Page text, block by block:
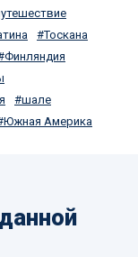
Тоскана
Финляндия
шале
Южная Америка